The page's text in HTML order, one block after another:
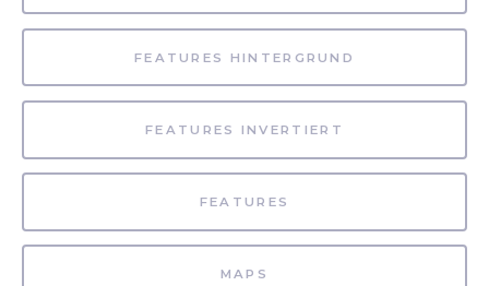
FEATURES HINTERGRUND
FEATURES INVERTIERT
FEATURES
MAPS